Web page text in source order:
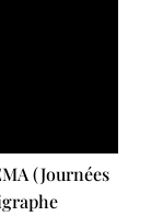
(Journées